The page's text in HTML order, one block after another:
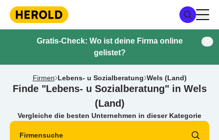
Gratis-Check: Wo ist deine Firma online
gelistet?
Firmen Lebens- u Sozialberatung Wels (Land)
Finde "Lebens- u Sozialberatung" in Wels
(Land)
Vergleiche die besten Unternehmen in dieser Kategorie
Firmensuche